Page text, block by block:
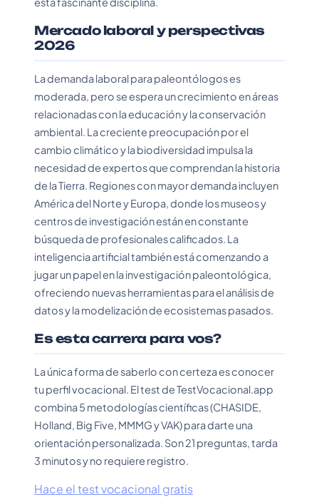
Mercado laboral y perspectivas
2026
La demanda laboral para paleontólogos es
moderada, pero se espera un crecimiento en áreas
relacionadas con la educación y la conservación
ambiental. La creciente preocupación por el
cambio climático y la biodiversidad impulsa la
necesidad de expertos que comprendan la historia
de la Tierra. Regiones con mayor demanda incluyen
América del Norte y Europa, donde los museos y
centros de investigación están en constante
búsqueda de profesionales calificados. La
inteligencia artificial también está comenzando a
jugar un papel en la investigación paleontológica,
ofreciendo nuevas herramientas para el análisis de
datos y la modelización de ecosistemas pasados.
Es esta carrera para vos?
La única forma de saberlo con certeza es conocer
tu perfil vocacional. El test de TestVocacional.app
combina 5 metodologías científicas (CHASIDE,
Holland, Big Five, MMMG y VAK) para darte una
orientación personalizada. Son 21 preguntas, tarda
3 minutos y no requiere registro.
Hace el test vocacional gratis